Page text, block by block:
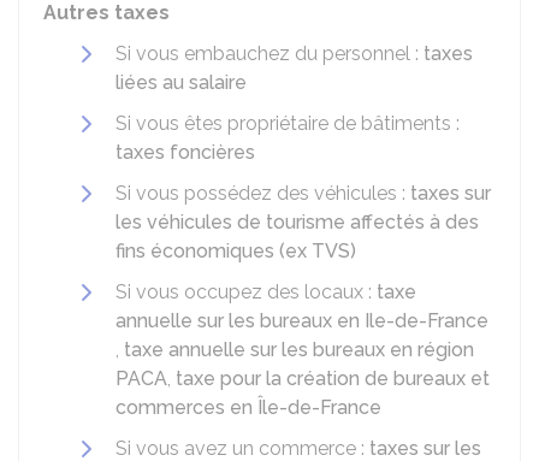
Autres taxes
Si vous embauchez du personnel : taxes
liées au salaire
Si vous êtes propriétaire de bâtiments :
taxes foncières
Si vous possédez des véhicules : taxes sur
les véhicules de tourisme affectés à des
fins économiques (ex TVS)
Si vous occupez des locaux : taxe
annuelle sur les bureaux en Ile-de-France
, taxe annuelle sur les bureaux en région
PACA, taxe pour la création de bureaux et
commerces en Île-de-France
Si vous avez un commerce : taxes sur les